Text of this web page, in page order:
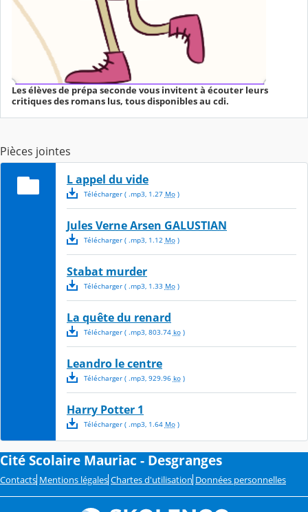
Les élèves de prépa seconde vous invitent à écouter leurs
critiques des romans lus, tous disponibles au cdi.
Pièces jointes
L appel du vide
Télécharger( .mp3, 1.27 Mo)
Jules Verne Arsen GALUSTIAN
Télécharger( .mp3, 1.12 Mo)
Stabat murder
Télécharger( .mp3, 1.33 Mo)
La quête du renard
Télécharger( .mp3, 803.74 ko)
Leandro le centre
Télécharger( .mp3, 929.96 ko)
Harry Potter 1
Télécharger( .mp3, 1.64 Mo)
Cité Scolaire Mauriac - Desgranges
Contacts Mentions légales Chartes d'utilisation Données personnelles